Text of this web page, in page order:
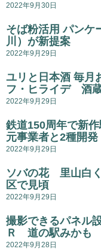
2022年9月30日
そば粉活用 パンケ
川）が新提案
2022年9月29日
ユリと日本酒 毎月
フ・ヒライデ 酒
2022年9月29日
鉄道150周年で新
元事業者と2種開発
2022年9月29日
ソバの花 里山白
区で見頃
2022年9月29日
撮影できるパネル
Ｒ 道の駅みかも
2022年9月28日